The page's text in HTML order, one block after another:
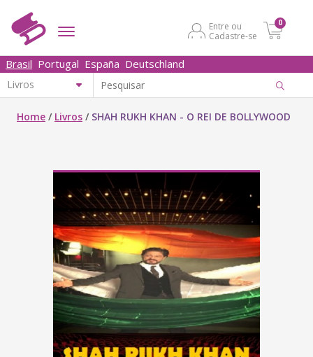
Entre ou
Cadastre-se
0
Brasil Portugal España Deutschland
Home / Livros / SHAH RUKH KHAN - O REI DE BOLLYWOOD